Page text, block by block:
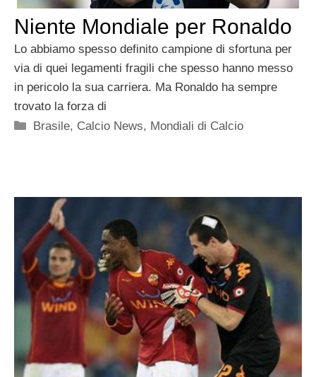
Niente Mondiale per Ronaldo
Lo abbiamo spesso definito campione di sfortuna per
via di quei legamenti fragili che spesso hanno messo
in pericolo la sua carriera. Ma Ronaldo ha sempre
trovato la forza di
Categorie
Brasile, Calcio News, Mondiali di Calcio